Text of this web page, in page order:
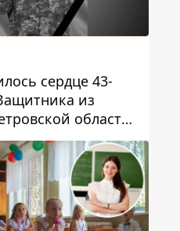
сердце 43-
из
области